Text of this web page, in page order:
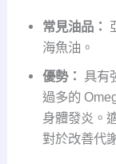
常見油品：
海魚油。
優勢：
具有
過多的
身體發炎。
對於改善代